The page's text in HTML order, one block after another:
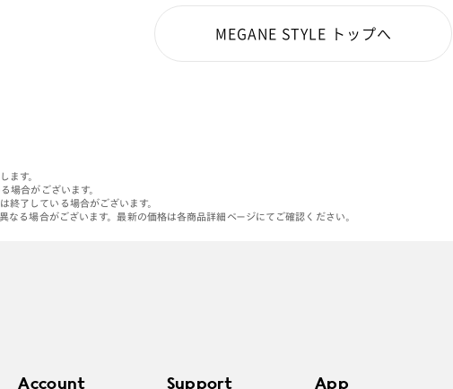
MEGANE STYLE トップへ
ます。
場合がございます。
終了している場合がございます。
る場合がございます。最新の価格は各商品詳細ページにてご確認ください。
Account Support App